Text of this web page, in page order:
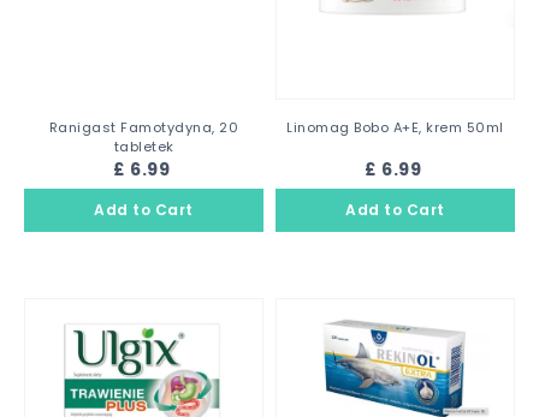
Ranigast Famotydyna, 20
tabletek
£ 6.99
Linomag Bobo A+E, krem 50ml
£ 6.99